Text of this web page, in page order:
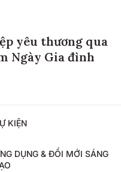
yêu thương qua
Ngày Gia đình
KIỆN
DỤNG & ĐỔI MỚI SÁNG